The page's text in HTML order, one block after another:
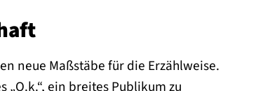
neue Maßstäbe für die Erzählweise.
ein breites Publikum zu